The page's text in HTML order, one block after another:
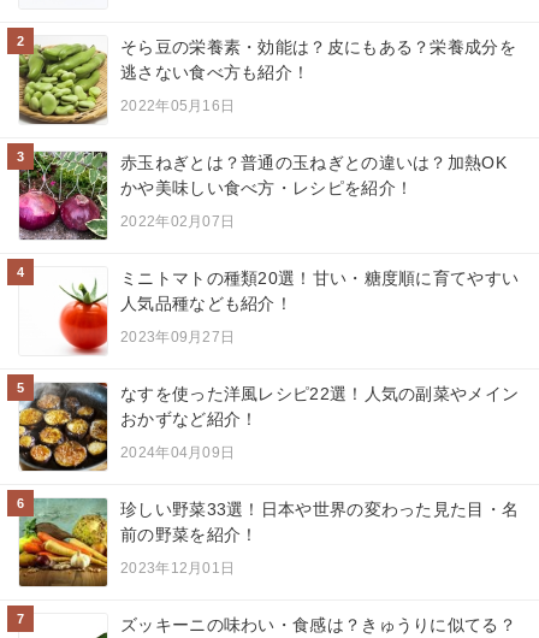
2
そら豆の栄養素・効能は？皮にもある？栄養成分を
逃さない食べ方も紹介！
2022年05月16日
3
赤玉ねぎとは？普通の玉ねぎとの違いは？加熱OK
かや美味しい食べ方・レシピを紹介！
2022年02月07日
4
ミニトマトの種類20選！甘い・糖度順に育てやすい
人気品種なども紹介！
2023年09月27日
5
なすを使った洋風レシピ22選！人気の副菜やメイン
おかずなど紹介！
2024年04月09日
6
珍しい野菜33選！日本や世界の変わった見た目・名
前の野菜を紹介！
2023年12月01日
7
ズッキーニの味わい・食感は？きゅうりに似てる？